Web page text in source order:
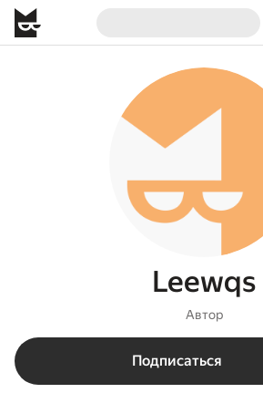
Leewqs
Автор
Подписаться